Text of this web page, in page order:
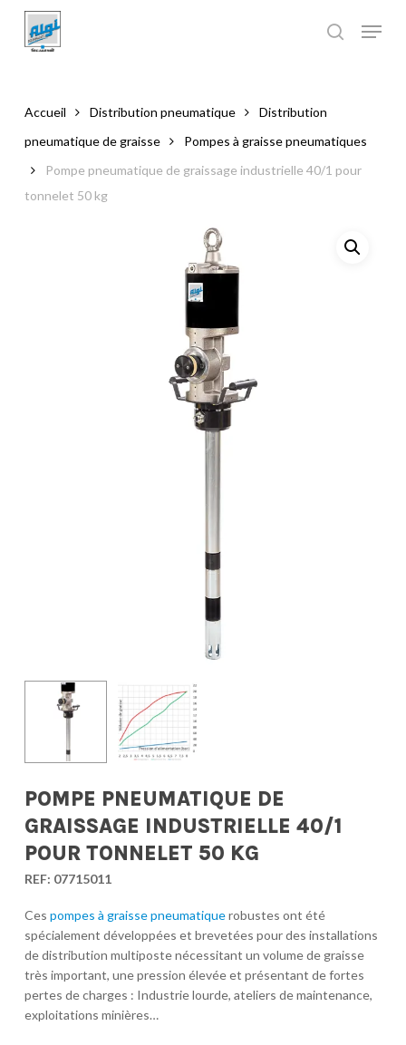
main
Accueil Distribution pneumatique
Distribution
pneumatique de graisse
Pompes à graisse pneumatiques
Pompe pneumatique de graissage industrielle 40/1 pour
tonnelet 50 kg
POMPE PNEUMATIQUE DE
GRAISSAGE INDUSTRIELLE 40/1
POUR TONNELET 50 KG
REF: 07715011
Ces pompes à graisse pneumatiquerobustes ont été
spécialement développées et brevetées pour des installations
de distribution multiposte nécessitant un volume de graisse
très important, une pression élevée et présentant de fortes
pertes de charges : Industrie lourde, ateliers de maintenance,
exploitations minières…